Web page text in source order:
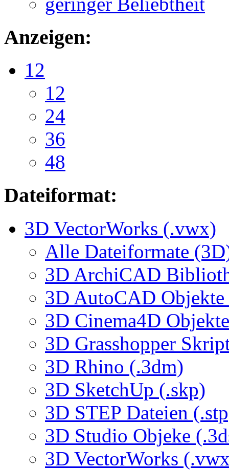
Anzeigen:
12
12
24
36
48
Dateiformat:
3D VectorWorks (.vwx)
Alle Dateiformate
3D ArchiCAD
3D AutoCAD
3D Cinema4D
3D Grasshopper
3D Rhino (.3dm)
3D SketchUp (.skp)
3D STEP Dateien
3D Studio Objeke
3D VectorWorks